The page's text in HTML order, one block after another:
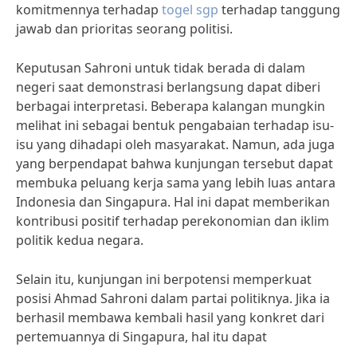
komitmennya terhadap togel sgp terhadap tanggung
jawab dan prioritas seorang politisi.
Keputusan Sahroni untuk tidak berada di dalam
negeri saat demonstrasi berlangsung dapat diberi
berbagai interpretasi. Beberapa kalangan mungkin
melihat ini sebagai bentuk pengabaian terhadap isu-
isu yang dihadapi oleh masyarakat. Namun, ada juga
yang berpendapat bahwa kunjungan tersebut dapat
membuka peluang kerja sama yang lebih luas antara
Indonesia dan Singapura. Hal ini dapat memberikan
kontribusi positif terhadap perekonomian dan iklim
politik kedua negara.
Selain itu, kunjungan ini berpotensi memperkuat
posisi Ahmad Sahroni dalam partai politiknya. Jika ia
berhasil membawa kembali hasil yang konkret dari
pertemuannya di Singapura, hal itu dapat